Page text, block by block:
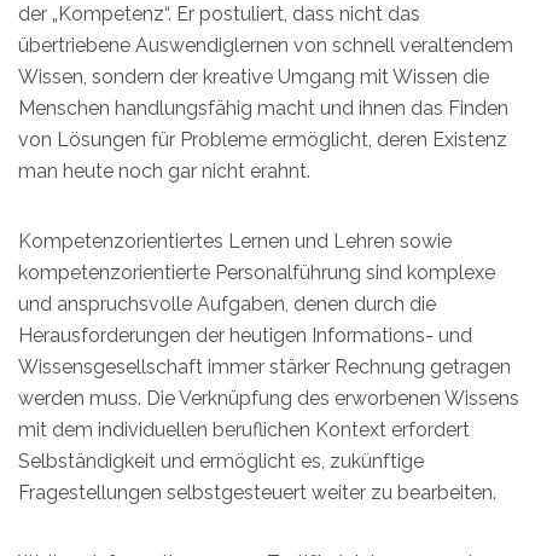
der „Kompetenz“. Er postuliert, dass nicht das
übertriebene Auswendiglernen von schnell veraltendem
Wissen, sondern der kreative Umgang mit Wissen die
Menschen handlungsfähig macht und ihnen das Finden
von Lösungen für Probleme ermöglicht, deren Existenz
man heute noch gar nicht erahnt.
Kompetenzorientiertes Lernen und Lehren sowie
kompetenzorientierte Personalführung sind komplexe
und anspruchsvolle Aufgaben, denen durch die
Herausforderungen der heutigen Informations- und
Wissensgesellschaft immer stärker Rechnung getragen
werden muss. Die Verknüpfung des erworbenen Wissens
mit dem individuellen beruflichen Kontext erfordert
Selbständigkeit und ermöglicht es, zukünftige
Fragestellungen selbstgesteuert weiter zu bearbeiten.